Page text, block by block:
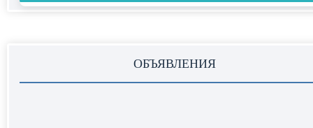
ОБЪЯВЛЕНИЯ